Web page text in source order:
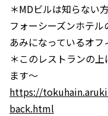
＊MDビルは知らない
フォーシーズンホテ
あみになっているオフ
＊このレストランの
ます～
https://
back.html